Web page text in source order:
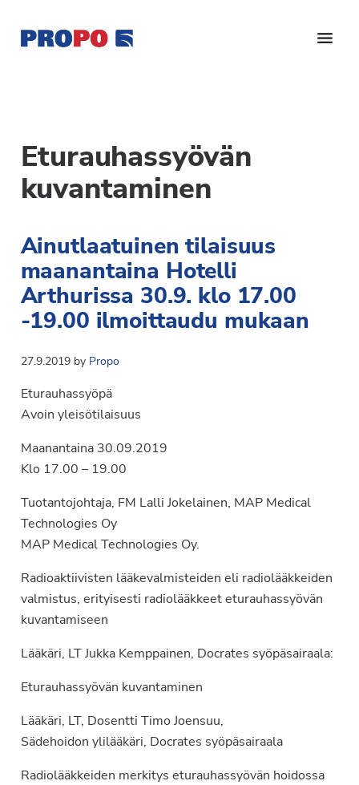
pääsisältöön
alatunnisteeseen
Suomen
eturauhassyöpäyhdistys
Ry
potilasjärjestö,
joka
on
1997.
Yhdistys
on
Suomen
Syöpäyhdistyksen
jäsenjärjestö.
Eturauhassyövän
kuvantaminen
Ainutlaatuinen tilaisuus
maanantaina Hotelli
Arthurissa 30.9. klo 17.00
-19.00 ilmoittaudu mukaan
27.9.2019by Propo
Eturauhassyöpä
Avoin yleisötilaisuus
Maanantaina 30.09.2019
Klo 17.00 – 19.00
Tuotantojohtaja, FM Lalli Jokelainen, MAP Medical
Technologies Oy
MAP Medical Technologies Oy.
Radioaktiivisten lääkevalmisteiden eli radiolääkkeiden
valmistus, erityisesti radiolääkkeet eturauhassyövän
kuvantamiseen
Lääkäri, LT Jukka Kemppainen, Docrates syöpäsairaala:
Eturauhassyövän kuvantaminen
Lääkäri, LT, Dosentti Timo Joensuu,
Sädehoidon ylilääkäri, Docrates syöpäsairaala
Radiolääkkeiden merkitys eturauhassyövän hoidossa